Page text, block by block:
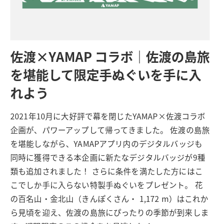
佐渡×YAMAP コラボ｜佐渡の島旅
を堪能して限定手ぬぐいを手に入
れよう
2021年10月に大好評で幕を閉じたYAMAP×佐渡コラボ
企画が、パワーアップして帰ってきました。 佐渡の島旅
を堪能しながら、YAMAPアプリ内のデジタルバッジも
同時に獲得できる本企画に新たなデジタルバッジが9種
類も追加されました！ さらに条件を満たした方にはこ
こでしか手に入らない特製手ぬぐいをプレゼント。 花
の百名山・金北山（きんぽくさん・ 1,172 m）はこれか
ら見頃を迎え、佐渡の島旅にぴったりの季節が到来しま